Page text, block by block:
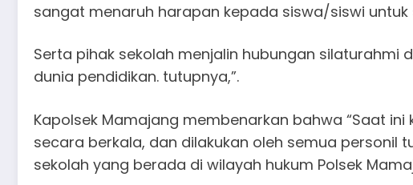
sangat menaruh harapan kepada siswa/siswi
Serta pihak sekolah menjalin hubungan silaturahmi
dunia pendidikan. tutupnya,”.
Kapolsek Mamajang membenarkan bahwa “Saat
secara berkala, dan dilakukan oleh semua
sekolah yang berada di wilayah hukum Polsek